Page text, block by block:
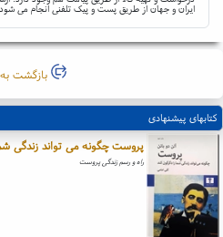
ایران و جهان از طریق پست و پیک تلفنی انجام می
بازگشت به
کتابهای پیشنهادی
پروست چگونه می تواند زندگی
راه و رسم زندگی پروست